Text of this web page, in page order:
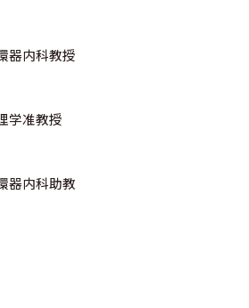
マに書籍化をしていただきました中
げます．
ルコペニア，フレイルになるのか？
評価は可能か （中屋 豊）
方法 特徴と注意点 （宮澤 靖）
特徴と注意点 （前田圭介）
器内科教授
学准教授
器内科助教